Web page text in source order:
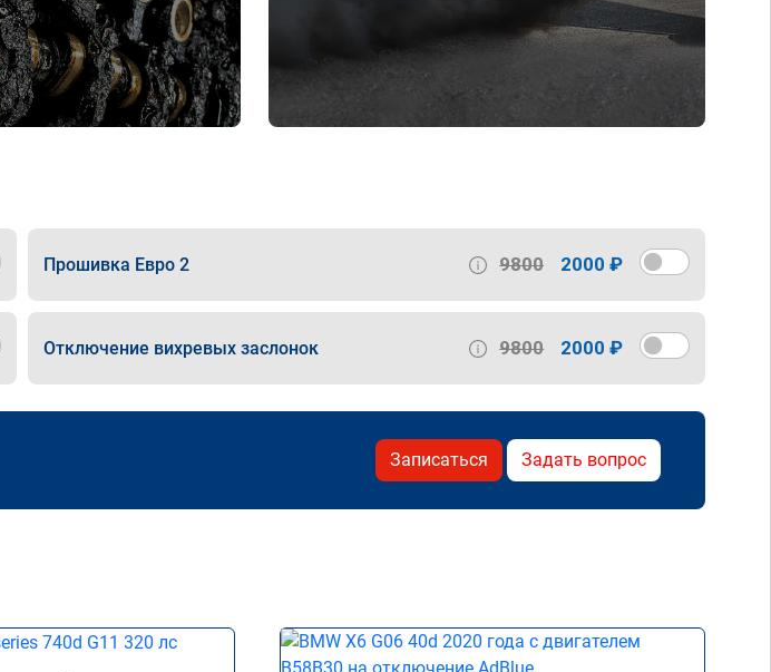
Прошивка Евро 2 9800 2000 ₽
Отключение вихревых заслонок 9800 2000 ₽
Записаться Задать вопрос